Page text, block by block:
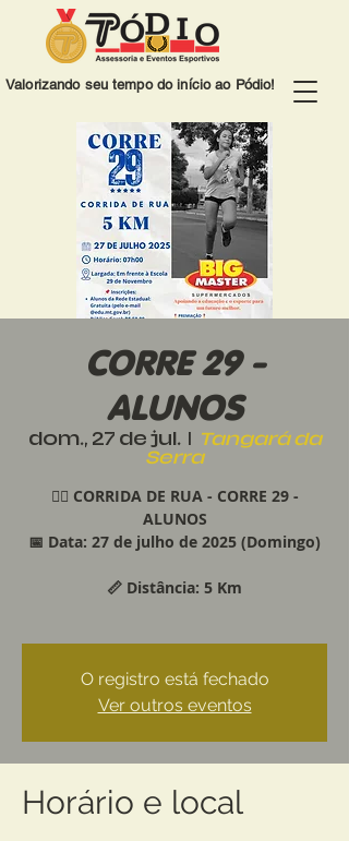
Valorizando seu tempo do início ao Pódio!
CORRE 29 -
ALUNOS
dom., 27 de jul.
  |
Tangará da
Serra
🏃‍♂️ CORRIDA DE RUA - CORRE 29 -
ALUNOS
📅 Data: 27 de julho de 2025 (Domingo)
📏 Distância: 5 Km
O registro está fechado
Ver outros eventos
Horário e local